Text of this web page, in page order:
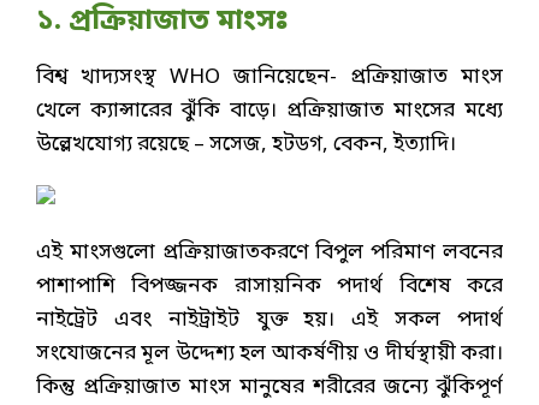
১. প্রক্রিয়াজাত মাংসঃ
বিশ্ব খাদ্যসংস্থ WHO জানিয়েছেন- প্রক্রিয়াজাত মাংস
খেলে ক্যান্সারের ঝুঁকি বাড়ে। প্রক্রিয়াজাত মাংসের মধ্যে
উল্লেখযোগ্য রয়েছে – সসেজ, হটডগ, বেকন, ইত্যাদি।
এই মাংসগুলো প্রক্রিয়াজাতকরণে বিপুল পরিমাণ লবনের
পাশাপাশি বিপজ্জনক রাসায়নিক পদার্থ বিশেষ করে
নাইট্রেট এবং নাইট্রাইট যুক্ত হয়। এই সকল পদার্থ
সংযোজনের মূল উদ্দেশ্য হল আকর্ষণীয় ও দীর্ঘস্থায়ী করা।
কিন্তু প্রক্রিয়াজাত মাংস মানুষের শরীরের জন্যে ঝুঁকিপূর্ণ